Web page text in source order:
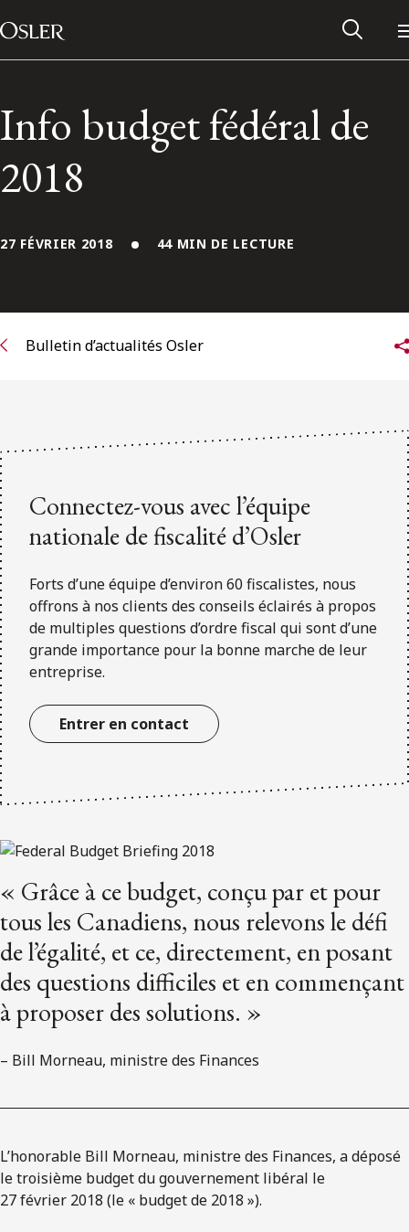
Passer au contenu
Main Navigation
Réseau des anciens d’Osler
S’abonner
Info budget fédéral de
2018
27 FÉVRIER 2018 44 MIN DE LECTURE
Bulletin d’actualités Osler
Connectez-vous avec l’équipe
nationale de fiscalité d’Osler
Forts d’une équipe d’environ 60 fiscalistes, nous
offrons à nos clients des conseils éclairés à propos
de multiples questions d’ordre fiscal qui sont d’une
grande importance pour la bonne marche de leur
entreprise.
Entrer en contact
« Grâce à ce budget, conçu par et pour
tous les Canadiens, nous relevons le défi
de l’égalité, et ce, directement, en posant
des questions difficiles et en commençant
à proposer des solutions. »
– Bill Morneau, ministre des Finances
L’honorable Bill Morneau, ministre des Finances, a déposé
le troisième budget du gouvernement libéral le
27 février 2018 (le « budget de 2018 »).